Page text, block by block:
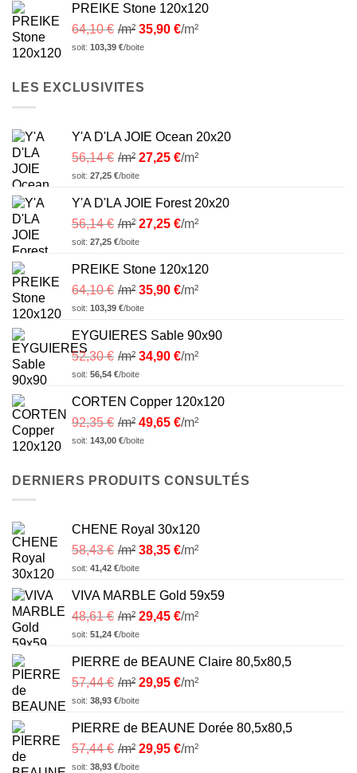
PREIKE Stone 120x120
64,10€ /m² 35,90 €/m²
soit: 103,39 €/boite
LES EXCLUSIVITES
Y'A D'LA JOIE Ocean 20x20
56,14€ /m² 27,25 €/m²
soit: 27,25 €/boite
Y'A D'LA JOIE Forest 20x20
56,14€ /m² 27,25 €/m²
soit: 27,25 €/boite
PREIKE Stone 120x120
64,10€ /m² 35,90 €/m²
soit: 103,39 €/boite
EYGUIERES Sable 90x90
52,30€ /m² 34,90 €/m²
soit: 56,54 €/boite
CORTEN Copper 120x120
92,35€ /m² 49,65 €/m²
soit: 143,00 €/boite
DERNIERS PRODUITS CONSULTÉS
CHENE Royal 30x120
58,43€ /m² 38,35 €/m²
soit: 41,42 €/boite
VIVA MARBLE Gold 59x59
48,61€ /m² 29,45 €/m²
soit: 51,24 €/boite
PIERRE de BEAUNE Claire 80,5x80,5
57,44€ /m² 29,95 €/m²
soit: 38,93 €/boite
PIERRE de BEAUNE Dorée 80,5x80,5
57,44€ /m² 29,95 €/m²
soit: 38,93 €/boite